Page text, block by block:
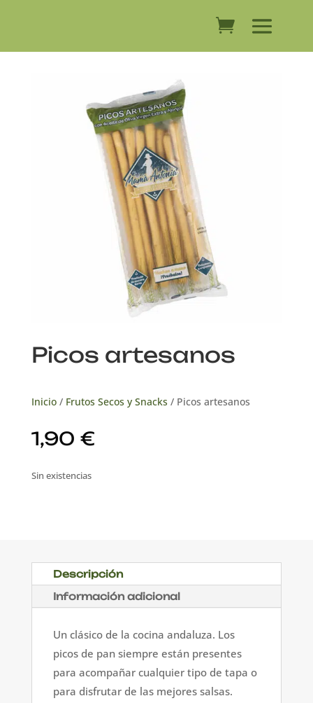
Picos artesanos
Inicio/ Frutos Secos y Snacks / Picos artesanos
1,90 €
Sin existencias
Descripción
Información adicional
Un clásico de la cocina andaluza. Los
picos de pan siempre están presentes
para acompañar cualquier tipo de tapa o
para disfrutar de las mejores salsas.